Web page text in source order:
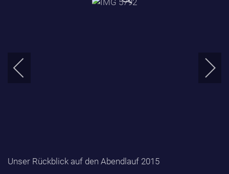
Unser Rückblick auf den Abendlauf 2015